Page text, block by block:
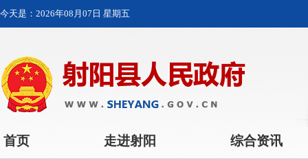
今天是： 2026年08月07日 星期五
首页 走进射阳 综合资讯